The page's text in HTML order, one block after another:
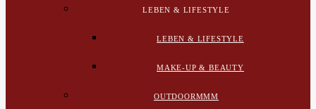
LEBEN & LIFESTYLE
LEBEN & LIFESTYLE
MAKE-UP & BEAUTY
OUTDOORMMM